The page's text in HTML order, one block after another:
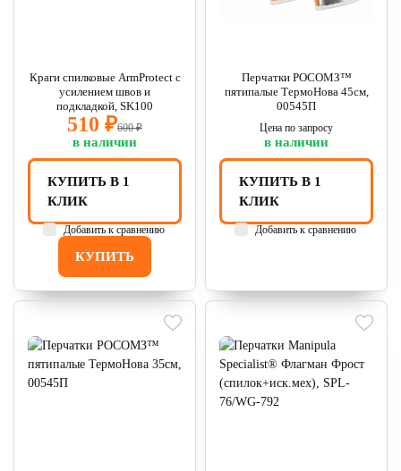
Краги спилковые ArmProtect с
усилением швов и
подкладкой, SK100
510 ₽600 ₽
в наличии
КУПИТЬ
КУПИТЬ В 1
КЛИК
Добавить к сравнению
Перчатки РОСОМЗ™
пятипалые ТермоНова 45см,
00545П
Цена по запросу
в наличии
КУПИТЬ В 1
КЛИК
Добавить к сравнению